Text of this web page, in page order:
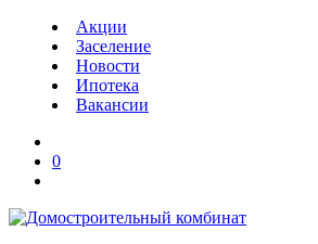
Акции
Заселение
Новости
Ипотека
Вакансии
0